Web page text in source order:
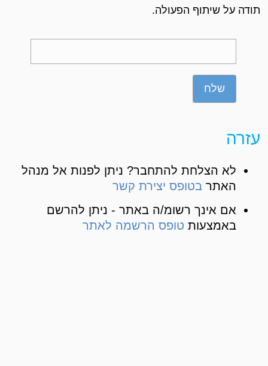
תודה על שיתוף הפעולה.
שלח
עזרה
לא הצלחת להתחבר? ניתן לפנות אל מנהל
האתרבטופס יצירת קשר
אם אינך רשומ/ה באתר - ניתן להרשם
באמצעות טופס הרשמה לאתר